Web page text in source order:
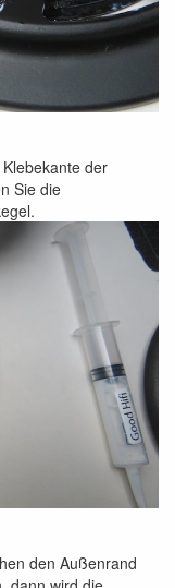
der
Sie die
den Außenrand